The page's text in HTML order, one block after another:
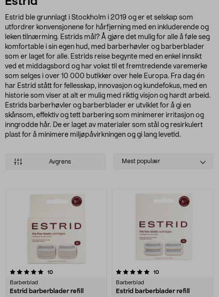
Estrid ble grunnlagt i Stockholm i 2019 og er et selskap som
utfordrer konvensjonene for hårfjerning med en inkluderende og
leken tilnærming. Estrids mål? Å gjøre det mulig for alle å føle seg
komfortable i sin egen hud, med barberhøvler og barberblader
som er laget for alle. Estrids reise begynte med en enkel innsikt
ved et middagsbord og har vokst til et fremtredende varemerke
som selges i over 10 000 butikker over hele Europa. Fra dag én
har Estrid stått for fellesskap, innovasjon og kundefokus, med en
historie som viser at alt er mulig med riktig visjon og hardt arbeid.
Estrids barberhøvler og barberblader er utviklet for å gi en
skånsom, effektiv og tett barbering som minimerer irritasjon og
inngrodde hår. De er laget av materialer som stål og resirkulert
plast for å minimere miljøpåvirkningen og gi lang levetid.
Avgrens
Select
Mest populær
Produkter
10anmeldelser
Barberblad
Estrid barberblader refill
5.0 av 5 stjerner 10anmeldelser
Barberblad
Estrid barberblader refill